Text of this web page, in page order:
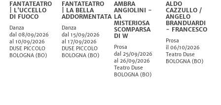
FANTATEATRO
| L'UCCELLO
DI FUOCO
Danza
dal 08/09/2026
al 10/09/2026
DUSE PICCOLO
BOLOGNA (BO)
FANTATEATRO
| LA BELLA
ADDORMENTATA
Danza
dal 15/09/2026
al 17/09/2026
DUSE PICCOLO
BOLOGNA(BO)
AMBRA
ANGIOLINI -
LA
MISTERIOSA
SCOMPARSA
DI W
Prosa
dal 25/09/2026
al 26/09/2026
Teatro Duse
BOLOGNA(BO)
ALDO
CAZZULLO /
ANGELO
BRANDUARDI
- FRANCESCO
Prosa
il 06/10/2026
Teatro Duse
BOLOGNA (BO)